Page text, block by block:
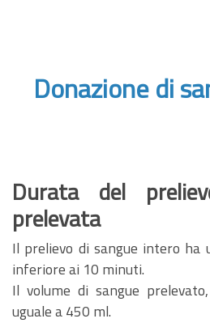
Donazione di
Durata del
prelevata
Il prelievo di sangue intero ha
inferiore ai 10 minuti.
Il volume di sangue
uguale a 450 ml.